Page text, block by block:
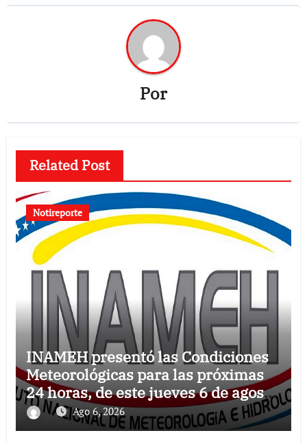
Por
Related Post
Notireporte
INAMEH presentó las Condiciones
Meteorológicas para las próximas
24 horas, de este jueves 6 de agosto
2026
Ago 6, 2026